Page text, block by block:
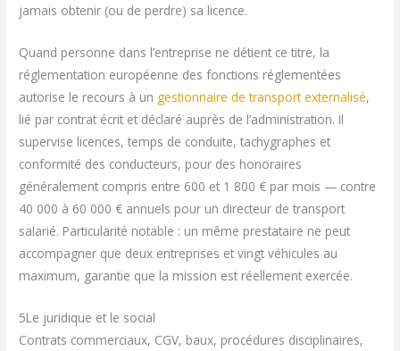
jamais obtenir (ou de perdre) sa licence.
Quand personne dans l’entreprise ne détient ce titre, la
réglementation européenne des fonctions réglementées
autorise le recours à un gestionnaire de transport externalisé,
lié par contrat écrit et déclaré auprès de l’administration. Il
supervise licences, temps de conduite, tachygraphes et
conformité des conducteurs, pour des honoraires
généralement compris entre 600 et 1 800 € par mois — contre
40 000 à 60 000 € annuels pour un directeur de transport
salarié. Particularité notable : un même prestataire ne peut
accompagner que deux entreprises et vingt véhicules au
maximum, garantie que la mission est réellement exercée.
5Le juridique et le social
Contrats commerciaux, CGV, baux, procédures disciplinaires,